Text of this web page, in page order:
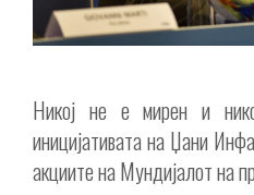
Никој не е мирен и
иницијативата на Џани
акциите на Мундијалот на